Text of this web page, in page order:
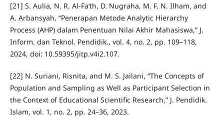
[21] S. Aulia, N. R. Al-Fa’th, D. Nugraha, M. F. N. Ilham, and
A. Arbansyah, “Penerapan Metode Analytic Hierarchy
Process (AHP) dalam Penentuan Nilai Akhir Mahasiswa,” J.
Inform. dan Teknol. Pendidik., vol. 4, no. 2, pp. 109–118,
2024, doi: 10.59395/jitp.v4i2.107.
[22] N. Suriani, Risnita, and M. S. Jailani, “The Concepts of
Population and Sampling as Well as Participant Selection in
the Context of Educational Scientific Research,” J. Pendidik.
Islam, vol. 1, no. 2, pp. 24–36, 2023.